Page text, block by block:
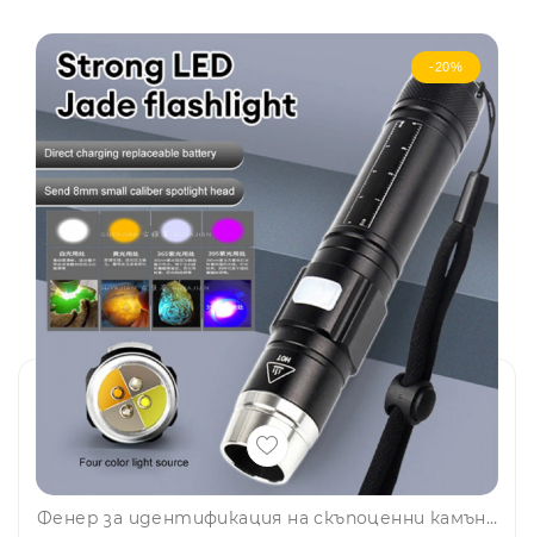
-20%
Фенер за идентификация на скъпоценни камъни Eaglestar 4 LEDs